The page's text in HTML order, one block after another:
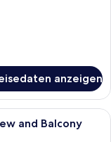
anzeigen
Hotelzimmer mit
and Balcony